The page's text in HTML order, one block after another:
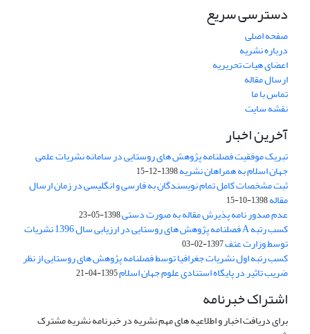
دسترسی سریع
صفحه اصلی
درباره نشریه
اعضای هیات تحریریه
ارسال مقاله
تماس با ما
نقشه سایت
آخرین اخبار
تبریک موفقیت فصلنامه پژوهش های روستایی در سامانه نشریات علمی
جهان اسلام به همراهان نشریه1398-12-15
ثبت مشخصات کامل تمام نویسندگان به فارسی و انگلیسی در زمان ارسال
مقاله1398-10-15
عدم صدور نامه پذیرش مقاله به صورت دستی1398-05-23
کسب رتبه A فصلنامه پژوهش های روستایی در ارزیابی سال 1396 نشریات
توسط وزارت عتف1397-02-03
کسب رتبه اول نشریات جغرافیا توسط فصلنامه پژوهش های روستایی از نظر
ضریب تاثیر در پایگاه استنادی علوم جهان اسلام1395-04-21
اشتراک خبرنامه
برای دریافت اخبار و اطلاعیه های مهم نشریه در خبرنامه نشریه مشترک